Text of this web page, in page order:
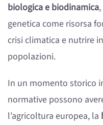
biologica e biodinamica
genetica come risorsa
crisi climatica e nutrire
popolazioni.
In un momento storico
normative possono
l’agricoltura europea, la